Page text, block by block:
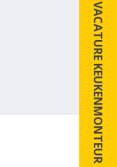
VACATURE KEUKENMONTEUR